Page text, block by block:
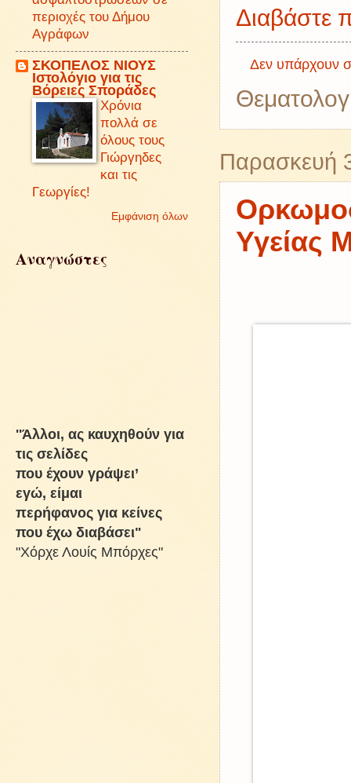
Διαβάστε
Δεν υπάρχουν
Παρασκευή
Υγείας
περιοχές του Δήμου
Αγράφων
ΣΚΟΠΕΛΟΣ ΝΙΟΥΣ
Iστολόγιο για τις
Βόρειες Σποράδες
Χρόνια
πολλά σε
όλους τους
Γιώργηδες
και τις
Γεωργίες!
Εμφάνιση όλων
Αναγνώστες
''Άλλοι, ας καυχηθούν για
τις σελίδες
που έχουν γράψει’
εγώ, είμαι
περήφανος για κείνες
που έχω διαβάσει"
"Χόρχε Λουίς Μπόρχες"